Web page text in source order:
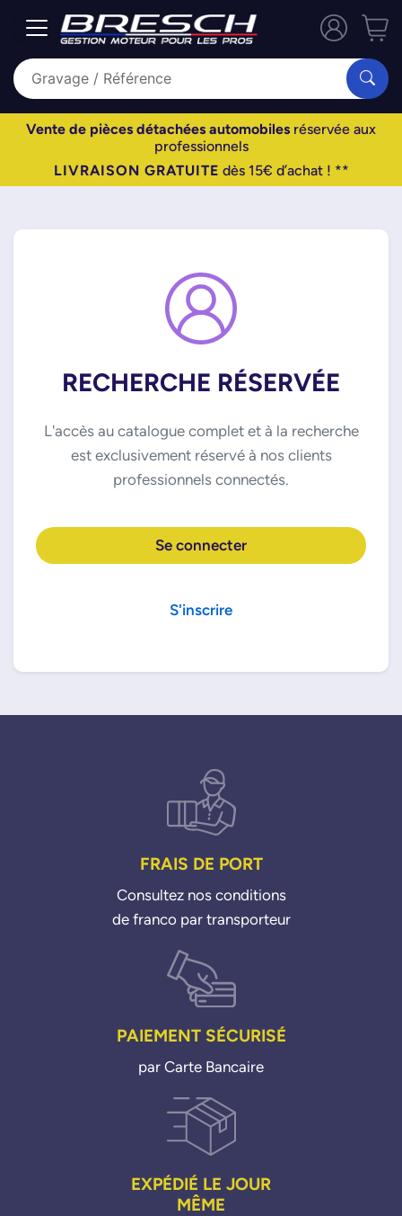
Vente de pièces détachées automobiles réservée aux
professionnels
LIVRAISON GRATUITE dès 15€ d’achat ! **
RECHERCHE RÉSERVÉE
L'accès au catalogue complet et à la recherche
est exclusivement réservé à nos clients
professionnels connectés.
Se connecter
S'inscrire
FRAIS DE PORT
Consultez nos conditions
de franco par transporteur
PAIEMENT SÉCURISÉ
par Carte Bancaire
EXPÉDIÉ LE JOUR
MÊME